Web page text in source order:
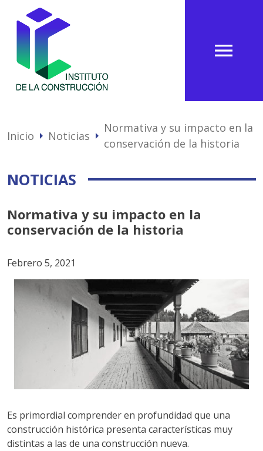
menu
Inicio arrow_right Noticias arrow_right
Normativa y su impacto en la
conservación de la historia
NOTICIAS
Normativa y su impacto en la
conservación de la historia
Febrero 5, 2021
Es primordial comprender en profundidad que una
construcción histórica presenta características muy
distintas a las de una construcción nueva.